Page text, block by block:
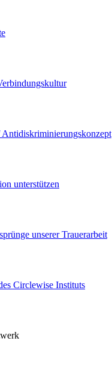
Antidiskriminierungskonzept
unterstützen
unserer Trauerarbeit
Circlewise Instituts